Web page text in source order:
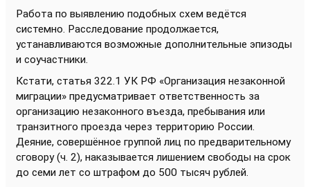
Работа по выявлению подобных схем ведётся
системно. Расследование продолжается,
устанавливаются возможные дополнительные эпизоды
и соучастники.
Кстати, статья 322.1 УК РФ «Организация незаконной
миграции» предусматривает ответственность за
организацию незаконного въезда, пребывания или
транзитного проезда через территорию России.
Деяние, совершённое группой лиц по предварительному
сговору (ч. 2), наказывается лишением свободы на срок
до семи лет со штрафом до 500 тысяч рублей.